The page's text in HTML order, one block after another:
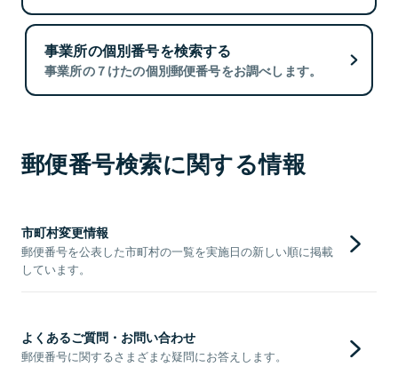
事業所の個別番号を検索する
事業所の７けたの個別郵便番号をお調べします。
郵便番号検索に関する情報
市町村変更情報
郵便番号を公表した市町村の一覧を実施日の新しい順に掲載
しています。
よくあるご質問・お問い合わせ
郵便番号に関するさまざまな疑問にお答えします。